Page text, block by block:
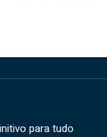
para tudo